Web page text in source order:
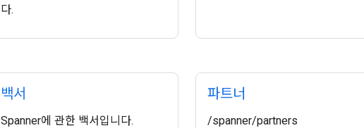
다.
백서
Spanner에 관한 백서입니다.
파트너
/spanner/partners